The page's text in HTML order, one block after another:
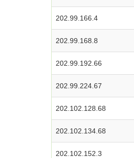
202.99.166.4
202.99.168.8
202.99.192.66
202.99.224.67
202.102.128.68
202.102.134.68
202.102.152.3